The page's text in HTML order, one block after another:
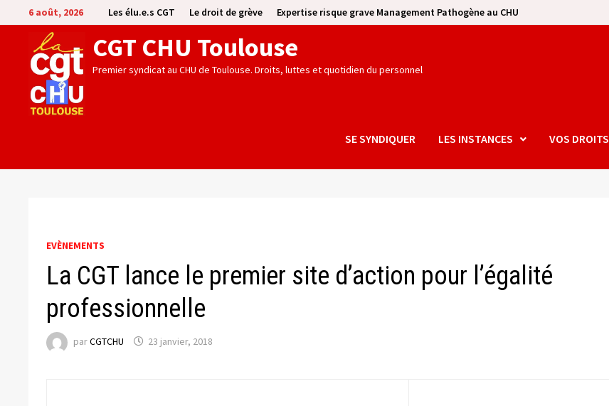
Passer
au
contenu
6 août, 2026 Les élu.e.s CGT Le droit de grève Expertise risque grave Management Pathogène au CHU
CGT CHU Toulouse
Premier syndicat au CHU de Toulouse. Droits, luttes et quotidien du personnel
SE SYNDIQUER LES INSTANCES VOS DROITS
EVÈNEMENTS
La CGT lance le premier site d’action pour l’égalité
professionnelle
parCGTCHU 23 janvier, 2018